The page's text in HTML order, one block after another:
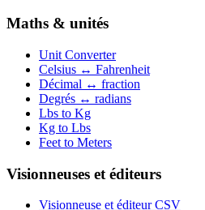
Maths & unités
Unit Converter
Celsius ↔ Fahrenheit
Décimal ↔ fraction
Degrés ↔ radians
Lbs to Kg
Kg to Lbs
Feet to Meters
Visionneuses et éditeurs
Visionneuse et éditeur CSV